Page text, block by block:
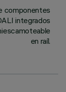
componentes
integrados
en raíl.